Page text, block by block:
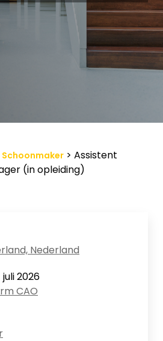
Schoonmaker > Assistent
(in opleiding)
Nederland
2026
CAO